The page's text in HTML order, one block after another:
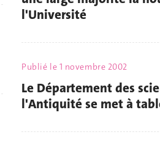
l'Université
Publié le 1 novembre 2002
Le Département des
l'Antiquité se met à